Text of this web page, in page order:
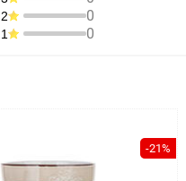
2 0
1 0
-21%